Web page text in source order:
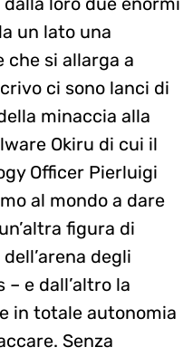
un lato una
si allarga a
ci sono lanci di
minaccia alla
Okiru di cui il
Officer Pierluigi
al mondo a dare
figura di
degli
– e dall’altro la
in totale autonomia
Senza